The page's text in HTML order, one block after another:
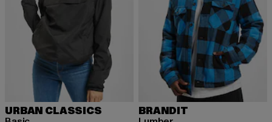
URBAN CLASSICS BRANDIT